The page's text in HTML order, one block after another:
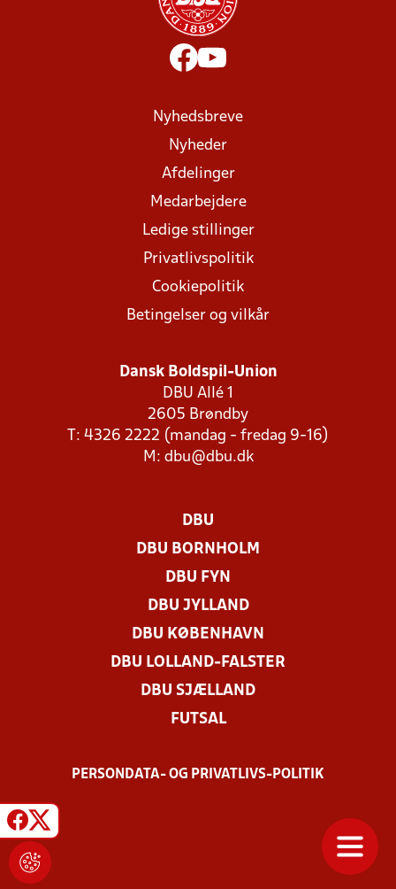
Nyhedsbreve
Nyheder
Afdelinger
Medarbejdere
Ledige stillinger
Privatlivspolitik
Cookiepolitik
Betingelser og vilkår
Dansk Boldspil-Union
DBU Allé 1
2605 Brøndby
T: 4326 2222 (mandag - fredag 9-16)
M: dbu@dbu.dk
DBU
DBU BORNHOLM
DBU FYN
DBU JYLLAND
DBU KØBENHAVN
DBU LOLLAND-FALSTER
DBU SJÆLLAND
FUTSAL
PERSONDATA- OG PRIVATLIVS-POLITIK